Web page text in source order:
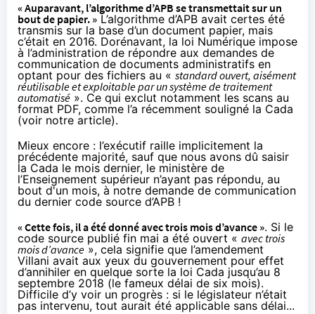
« Auparavant, l’algorithme d’APB se transmettait sur un
bout de papier. » L’algorithme d’APB avait certes été
transmis sur la base d’un document papier, mais
c’était en 2016. Dorénavant, la loi Numérique impose
à l’administration de répondre aux demandes de
communication de documents administratifs en
optant pour des fichiers au « standard ouvert, aisément
réutilisable et exploitable par un système de traitement
automatisé ». Ce qui exclut notamment les scans au
format PDF, comme l’a récemment souligné la Cada
(voir notre article).
Mieux encore : l’exécutif raille implicitement la
précédente majorité, sauf que nous avons dû saisir
la Cada le mois dernier, le ministère de
l’Enseignement supérieur n’ayant pas répondu, au
bout d'un mois, à notre demande de communication
du dernier code source d’APB !
« Cette fois, il a été donné avec trois mois d’avance ». Si le
code source publié fin mai a été ouvert « avec trois
mois d’avance », cela signifie que l’amendement
Villani avait aux yeux du gouvernement pour effet
d’annihiler en quelque sorte la loi Cada jusqu’au 8
septembre 2018 (le fameux délai de six mois).
Difficile d’y voir un progrès : si le législateur n’était
pas intervenu, tout aurait été applicable sans délai...